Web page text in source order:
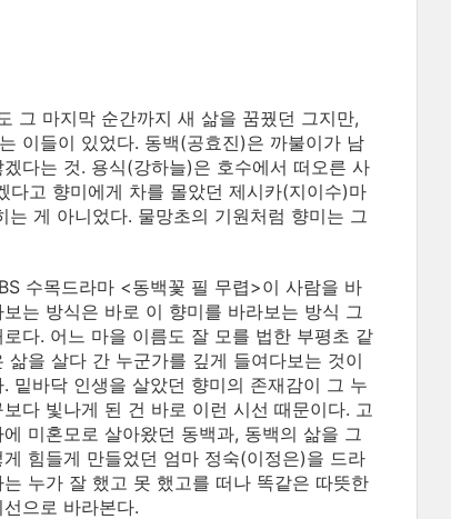
그 마지막 순간까지 새 삶을 꿈꿨던 그지만,
이들이 있었다. 동백(공효진)은 까불이가 남
다는 것. 용식(강하늘)은 호수에서 떠오른 사
고 향미에게 차를 몰았던 제시카(지이수)마
게 아니었다. 물망초의 기원처럼 향미는 그
수목드라마 <동백꽃 필 무렵>이 사람을 바
보는 방식은 바로 이 향미를 바라보는 방식 그
로다. 어느 마을 이름도 잘 모를 법한 부평초 같
삶을 살다 간 누군가를 깊게 들여다보는 것이
. 밑바닥 인생을 살았던 향미의 존재감이 그 누
보다 빛나게 된 건 바로 이런 시선 때문이다. 고
에 미혼모로 살아왔던 동백과, 동백의 삶을 그
게 힘들게 만들었던 엄마 정숙(이정은)을 드라
는 누가 잘 했고 못 했고를 떠나 똑같은 따뜻한
선으로 바라본다.